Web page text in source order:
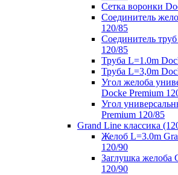
Сетка воронки
Соединитель
120/85
Соединитель
120/85
Труба L=1.0m
Труба L=3,0m
Угол желоба
Docke Premium
Угол
Premium 120/85
Grand Line классика
Желоб L=3.0m
120/90
Заглушка желоба
120/90